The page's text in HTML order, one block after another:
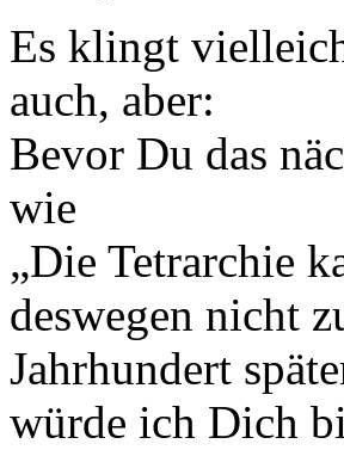
Es klingt
auch, aber:
Bevor Du das
wie
„Die Tetrarchie
deswegen nicht
Jahrhundert
würde ich Dich